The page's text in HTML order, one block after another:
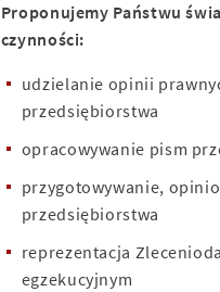
Proponujemy Państwu
czynności:
udzielanie opinii
przedsiębiorstwa
opracowywanie pism
przygotowywanie,
przedsiębiorstwa
reprezentacja
egzekucyjnym